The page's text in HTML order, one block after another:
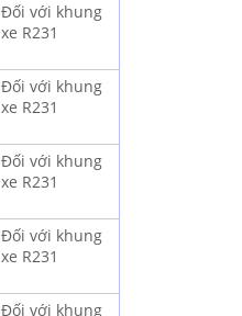
Đối với khung
xe R231
Đối với khung
xe R231
Đối với khung
xe R231
Đối với khung
xe R231
Đối với khung